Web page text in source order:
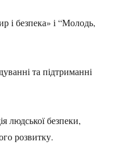
і безпека» і “Молодь,
та підтриманні
людської безпеки,
розвитку.